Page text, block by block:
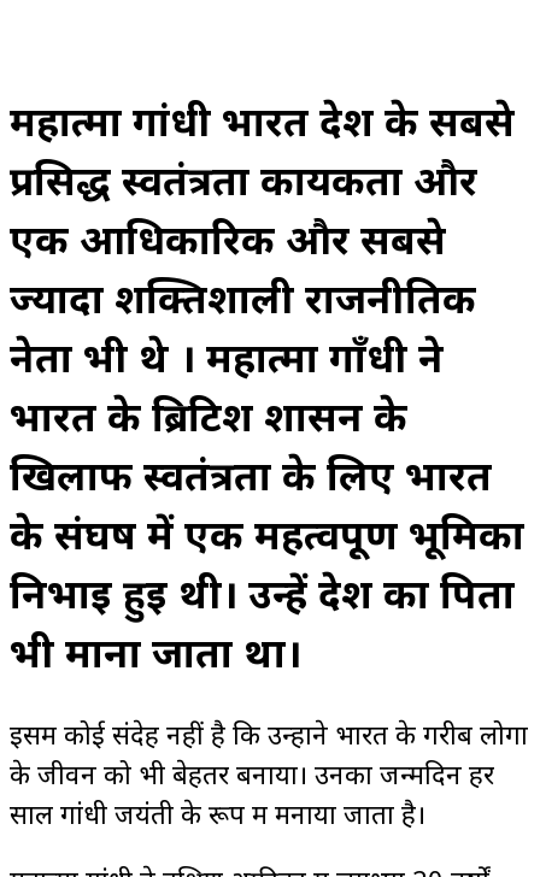
महात्मा गांधी भारत देश के सबसे
प्रसिद्ध स्वतंत्रता कार्यकर्ता और
एक आधिकारिक और सबसे
ज्यादा शक्तिशाली राजनीतिक
नेता भी थे । महात्मा गाँधी ने
भारत के ब्रिटिश शासन के
खिलाफ स्वतंत्रता के लिए भारत
के संघर्ष में एक महत्वपूर्ण भूमिका
निभाई हुई थी। उन्हें देश का पिता
भी माना जाता था।
इसमें कोई संदेह नहीं है कि उन्होंने भारत के गरीब लोगों
के जीवन को भी बेहतर बनाया। उनका जन्मदिन हर
साल गांधी जयंती के रूप में मनाया जाता है।